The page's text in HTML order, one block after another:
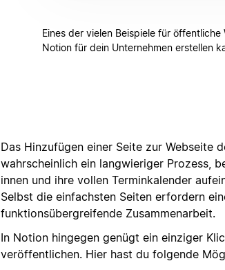
Eines der vielen Beispiele für
Notion für dein Unternehmen erstellen
Das Hinzufügen einer Seite zur Webseite
wahrscheinlich ein langwieriger Prozess,
innen und ihre vollen Terminkalender
Selbst die einfachsten Seiten erfordern
funktionsübergreifende Zusammenarbeit.
In Notion hingegen genügt ein einziger
veröffentlichen. Hier hast du folgende